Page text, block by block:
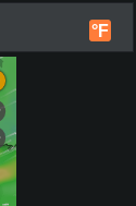
°F